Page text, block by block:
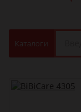
Каталоги